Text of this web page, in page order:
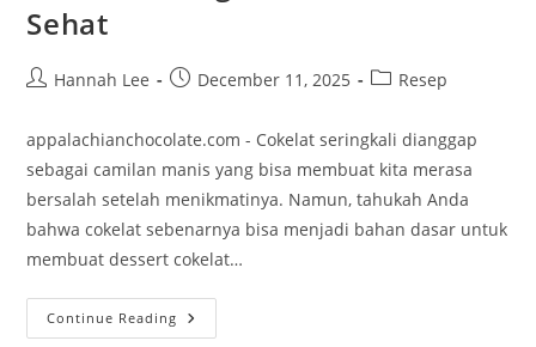
Sehat
PostHannah Lee
PostDecember 11, 2025
PostResep
appalachianchocolate.com - Cokelat seringkali dianggap
sebagai camilan manis yang bisa membuat kita merasa
bersalah setelah menikmatinya. Namun, tahukah Anda
bahwa cokelat sebenarnya bisa menjadi bahan dasar untuk
membuat dessert cokelat…
Continue Reading Cokelat
Sebagai